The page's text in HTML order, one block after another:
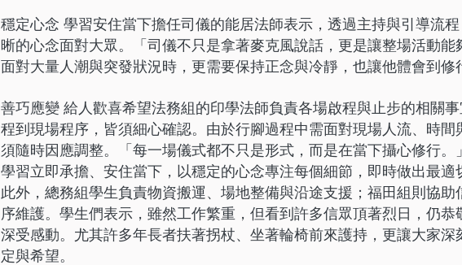
穩定心念 學習安住當下擔任司儀的能居法師表示，透過主持與引導流
晰的心念面對大眾。「司儀不只是拿著麥克風說話，更是讓整場活動
面對大量人潮與突發狀況時，更需要保持正念與冷靜，也讓他體會到修
善巧應變 給人歡喜希望法務組的印學法師負責各場啟程與止步的相關
程到現場程序，皆須細心確認。由於行腳過程中需面對現場人流、時間
須隨時因應調整。「每一場儀式都不只是形式，而是在當下攝心修行
學習立即承擔、安住當下，以穩定的心念專注每個細節，即時做出最適
此外，總務組學生負責物資搬運、場地整備與沿途支援；福田組則協
序維護。學生們表示，雖然工作繁重，但看到許多信眾頂著烈日，仍
深受感動。尤其許多年長者扶著拐杖、坐著輪椅前來護持，更讓大家深
定與希望。